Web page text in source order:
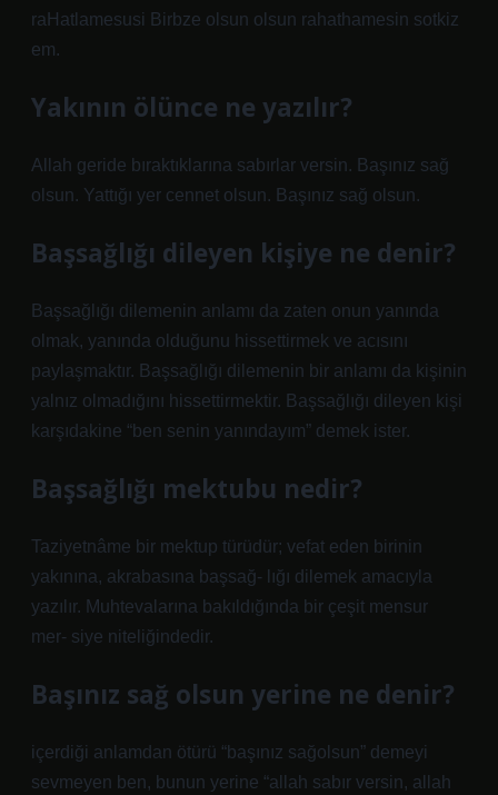
raHatlamesusi Birbze olsun olsun rahathamesin sotkiz
em.
Yakının ölünce ne yazılır?
Allah geride bıraktıklarına sabırlar versin. Başınız sağ
olsun. Yattığı yer cennet olsun. Başınız sağ olsun.
Başsağlığı dileyen kişiye ne denir?
Başsağlığı dilemenin anlamı da zaten onun yanında
olmak, yanında olduğunu hissettirmek ve acısını
paylaşmaktır. Başsağlığı dilemenin bir anlamı da kişinin
yalnız olmadığını hissettirmektir. Başsağlığı dileyen kişi
karşıdakine “ben senin yanındayım” demek ister.
Başsağlığı mektubu nedir?
Taziyetnâme bir mektup türüdür; vefat eden birinin
yakınına, akrabasına başsağ- lığı dilemek amacıyla
yazılır. Muhtevalarına bakıldığında bir çeşit mensur
mer- siye niteliğindedir.
Başınız sağ olsun yerine ne denir?
içerdiği anlamdan ötürü “başınız sağolsun” demeyi
sevmeyen ben, bunun yerine “allah sabır versin, allah